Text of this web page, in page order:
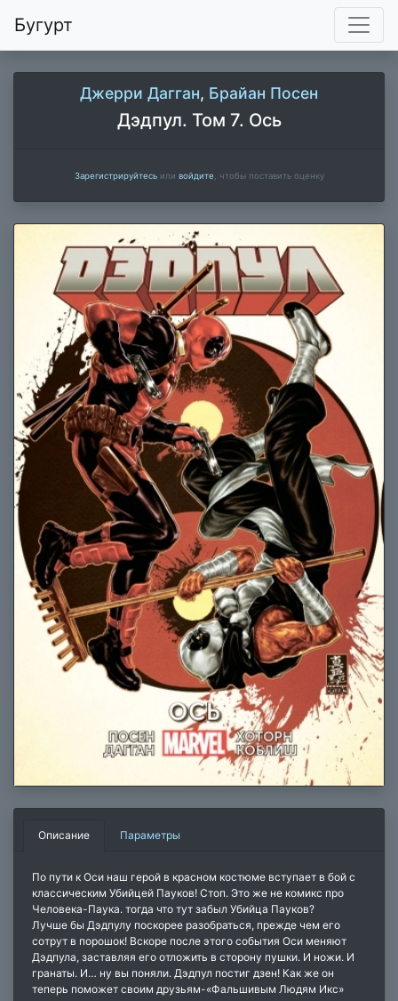
Бугурт
Джерри Дагган, Брайан Посен
Дэдпул. Том 7. Ось
Зарегистрируйтесьили войдите , чтобы поставить оценку
Описание Параметры
По пути к Оси наш герой в красном костюме вступает в бой с
классическим Убийцей Пауков! Стоп. Это же не комикс про
Человека-Паука. тогда что тут забыл Убийца Пауков?
Лучше бы Дэдпулу поскорее разобраться, прежде чем его
сотрут в порошок! Вскоре после этого события Оси меняют
Дэдпула, заставляя его отложить в сторону пушки. И ножи. И
гранаты. И… ну вы поняли. Дэдпул постиг дзен! Как же он
теперь поможет своим друзьям-«Фальшивым Людям Икс»